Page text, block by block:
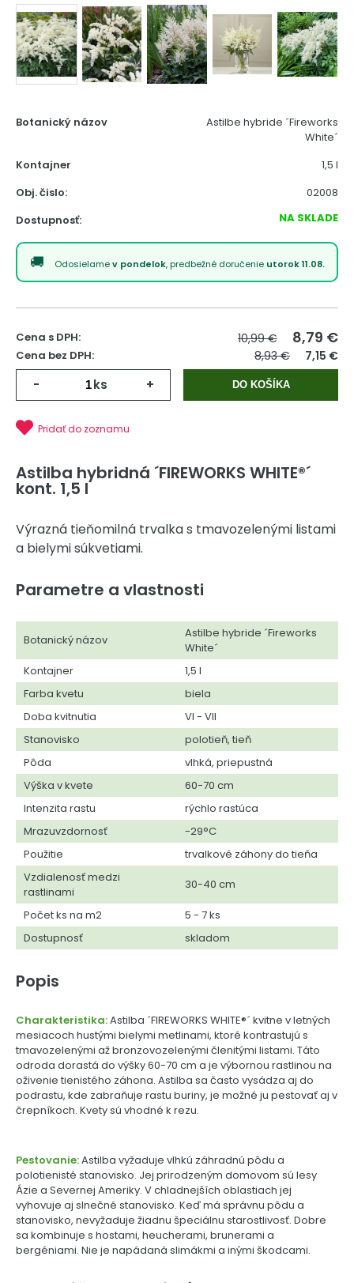
Botanický názov
Astilbe hybride ´Fireworks
White´
Kontajner
1,5 l
Obj. čislo:
02008
Dostupnosť:
NA SKLADE
Odosielamev pondelok, predbežné doručenie utorok 11.08.
Cena s DPH: 10,99 € 8,79 €
Cena bez DPH: 8,93 € 7,15 €
- ks + DO KOŠÍKA
Pridať do zoznamu
Astilba hybridná ´FIREWORKS WHITE®´
kont. 1,5 l
Výrazná tieňomilná trvalka s tmavozelenými listami
a bielymi súkvetiami.
Parametre a vlastnosti
Botanický názov
Astilbe hybride ´Fireworks
White´
Kontajner
1,5 l
Farba kvetu
biela
Doba kvitnutia
VI - VII
Stanovisko
polotieň, tieň
Pôda
vlhká, priepustná
Výška v kvete
60-70 cm
Intenzita rastu
rýchlo rastúca
Mrazuvzdornosť
-29°C
Použitie
trvalkové záhony do tieňa
Vzdialenosť medzi
rastlinami
30-40 cm
Počet ks na m2
5 - 7 ks
Dostupnosť
skladom
Popis
Charakteristika:Astilba ´FIREWORKS WHITE®´ kvitne v letných
mesiacoch hustými bielymi metlinami, ktoré kontrastujú s
tmavozelenými až bronzovozelenými členitými listami. Táto
odroda dorastá do výšky 60-70 cm a je výbornou rastlinou na
oživenie tienistého záhona. Astilba sa často vysádza aj do
podrastu, kde zabraňuje rastu buriny, je možné ju pestovať aj v
črepníkoch. Kvety sú vhodné k rezu.
Pestovanie:Astilba vyžaduje vlhkú záhradnú pôdu a
polotienisté stanovisko. Jej prirodzeným domovom sú lesy
Ázie a Severnej Ameriky. V chladnejších oblastiach jej
vyhovuje aj slnečné stanovisko. Keď má správnu pôdu a
stanovisko, nevyžaduje žiadnu špeciálnu starostlivosť. Dobre
sa kombinuje s hostami, heucherami, brunerami a
bergéniami. Nie je napádaná slimákmi a inými škodcami.